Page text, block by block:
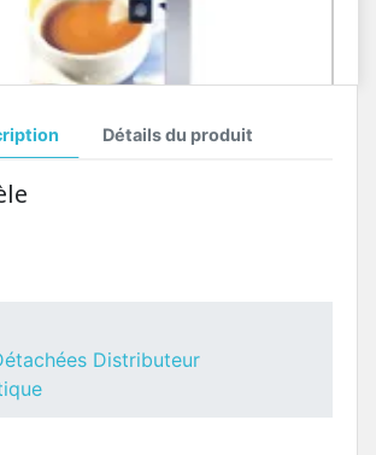
Distributeur Automatique
Détails du produit
Distributeur